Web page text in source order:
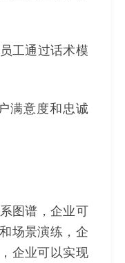
工通过话术模
满意度和忠诚
图谱，企业可
场景演练，企
企业可以实现